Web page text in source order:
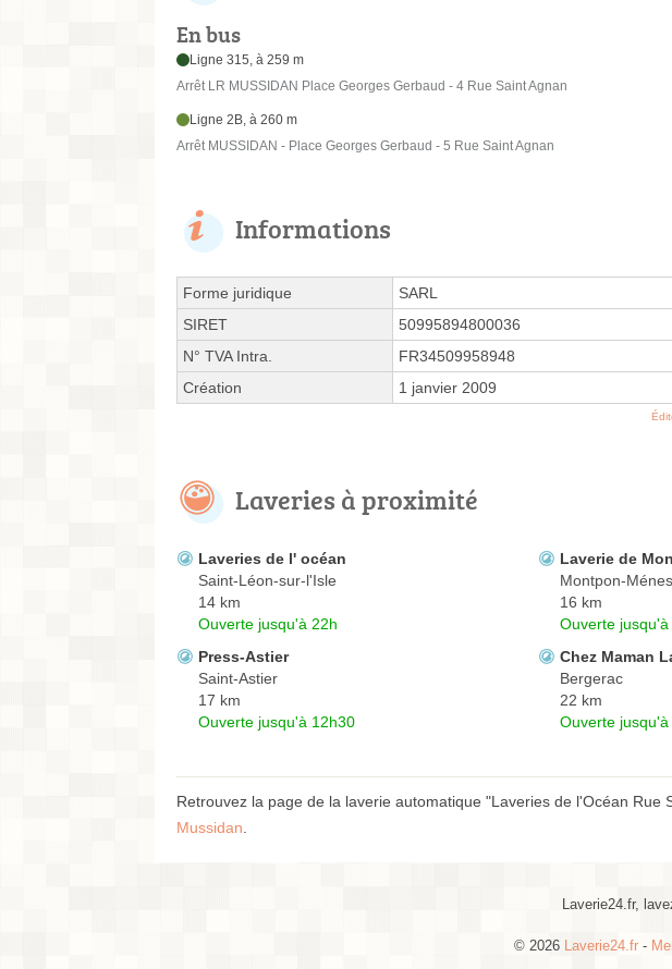
En bus
Ligne 315, à 259 m
Arrêt LR MUSSIDAN Place Georges Gerbaud - 4 Rue Saint Agnan
Ligne 2B, à 260 m
Arrêt MUSSIDAN - Place Georges Gerbaud - 5 Rue Saint Agnan
Informations
Forme juridique
SARL
SIRET
50995894800036
N° TVA Intra.
FR34509958948
Création
1 janvier 2009
Laveries à proximité
Laveries de l' océan
Saint-Léon-sur-l'Isle
14 km
Ouverte jusqu'à 22h
Laverie de
Montpon-
16 km
Ouverte jusqu'à
Press-Astier
Saint-Astier
17 km
Ouverte jusqu'à 12h30
Chez Maman
Bergerac
22 km
Ouverte jusqu'à
Retrouvez la page de la laverie automatique "Laveries de l'Océan Rue
Mussidan
Laverie24.fr,
© 2026 Laverie24.fr -